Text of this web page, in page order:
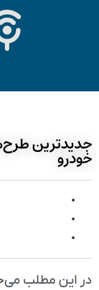
جدیدترین
خودرو
در این مطلب